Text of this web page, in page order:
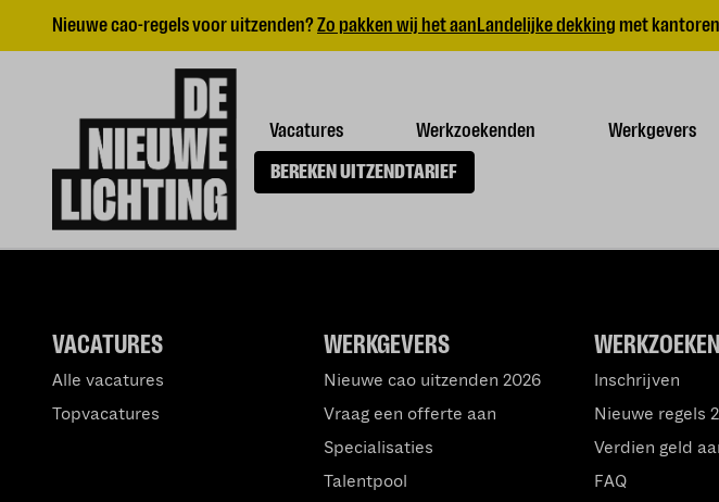
Nieuwe cao-regels voor uitzenden?Zo pakken wij het aanLandelijke dekking met
Vacatures Werkzoekenden Werkgevers
BEREKEN UITZENDTARIEF
Inschrijven
Nieuwe regels
Verdien geld
FAQ
WERKGEVERS
Nieuwe cao uitzenden 2026
Vraag een offerte aan
Specialisaties
Talentpool
VACATURES
Alle vacatures
Topvacatures